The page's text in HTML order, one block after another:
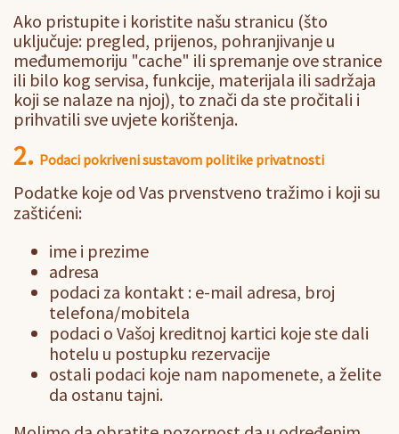
Ako pristupite i koristite našu stranicu (što
uključuje: pregled, prijenos, pohranjivanje u
međumemoriju "cache" ili spremanje ove stranice
ili bilo kog servisa, funkcije, materijala ili sadržaja
koji se nalaze na njoj), to znači da ste pročitali i
prihvatili sve uvjete korištenja.
2. Podaci pokriveni sustavom politike privatnosti
Podatke koje od Vas prvenstveno tražimo i koji su
zaštićeni:
ime i prezime
adresa
podaci za kontakt : e-mail adresa, broj
telefona/mobitela
podaci o Vašoj kreditnoj kartici koje ste dali
hotelu u postupku rezervacije
ostali podaci koje nam napomenete, a želite
da ostanu tajni.